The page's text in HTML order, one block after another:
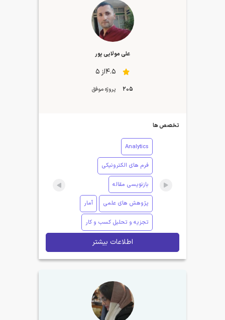
علی مولایی پور
4.5از 5
205 پروژه موفق
تخصص ها
Analytics
فرم های الکترونیکی
بازنویسی مقاله
پژوهش های علمی آمار
تجزیه و تحلیل کسب و کار
اطلاعات بیشتر